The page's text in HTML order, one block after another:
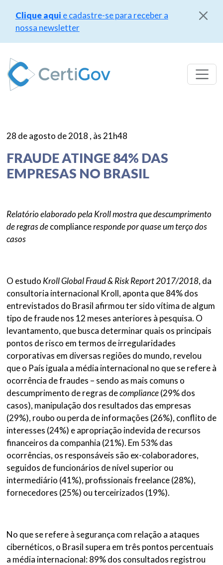
Clique aqui e cadastre-se para receber a
nossa newsletter
para
conteúdo
28 de agosto de 2018 , às 21h48
FRAUDE ATINGE 84% DAS
EMPRESAS NO BRASIL
Relatório elaborado pela Kroll mostra que descumprimento
de regras decomplianceresponde por quase um terço dos
casos
O estudo Kroll Global Fraud & Risk Report 2017/2018, da
consultoria internacional Kroll, aponta que 84% dos
entrevistados do Brasil afirmou ter sido vítima de algum
tipo de fraude nos 12 meses anteriores à pesquisa. O
levantamento, que busca determinar quais os principais
pontos de risco em termos de irregularidades
corporativas em diversas regiões do mundo, revelou
que o País iguala a média internacional no que se refere à
ocorrência de fraudes – sendo as mais comuns o
descumprimento de regras decompliance(29% dos
casos), manipulação dos resultados das empresas
(29%), roubo ou perda de informações (26%), conflito de
interesses (24%) e apropriação indevida de recursos
financeiros da companhia (21%). Em 53% das
ocorrências, os responsáveis são ex-colaboradores,
seguidos de funcionários de nível superior ou
intermediário (41%), profissionais freelance (28%),
fornecedores (25%) ou terceirizados (19%).
No que se refere à segurança com relação a ataques
cibernéticos, o Brasil supera em três pontos percentuais
a média internacional: 89% dos consultados registrou